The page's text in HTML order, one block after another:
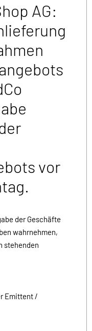
AG:
vor
der Geschäfte
wahrnehmen,
stehenden
Emittent /